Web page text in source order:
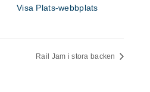
Visa Plats-webbplats
Rail Jam i stora backen